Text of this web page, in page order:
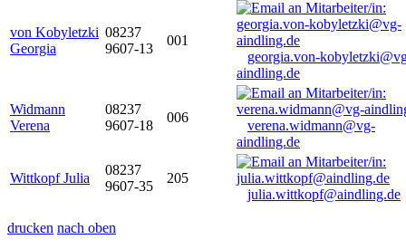
von Kobyletzki
Georgia
08237
9607-13
001
georgia.von-
aindling.de
Widmann
Verena
08237
9607-18
006
verena.widmann@vg-
aindling.de
Wittkopf Julia
08237
9607-35
205
julia.wittkopf@aindling.de
drucken nach oben